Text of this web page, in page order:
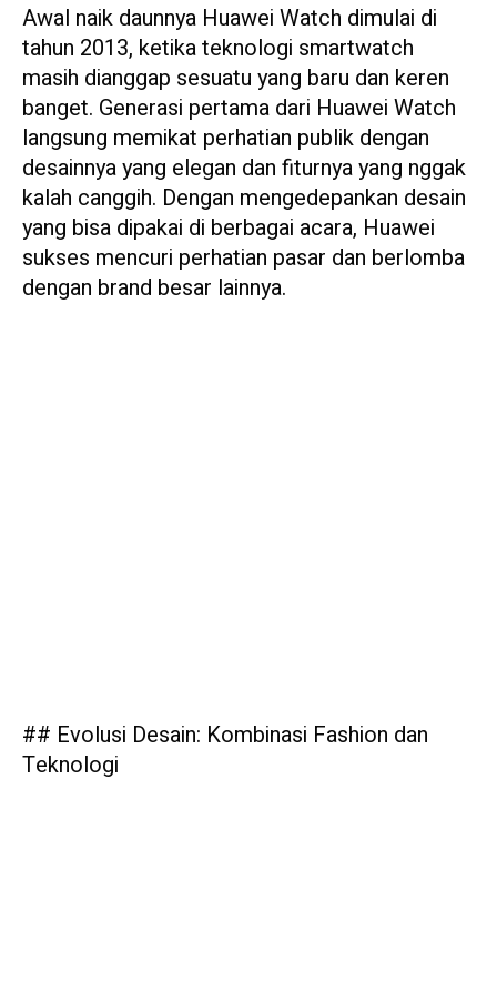
Awal naik daunnya Huawei Watch dimulai di
tahun 2013, ketika teknologi smartwatch
masih dianggap sesuatu yang baru dan keren
banget. Generasi pertama dari Huawei Watch
langsung memikat perhatian publik dengan
desainnya yang elegan dan fiturnya yang nggak
kalah canggih. Dengan mengedepankan desain
yang bisa dipakai di berbagai acara, Huawei
sukses mencuri perhatian pasar dan berlomba
dengan brand besar lainnya.
## Evolusi Desain: Kombinasi Fashion dan
Teknologi